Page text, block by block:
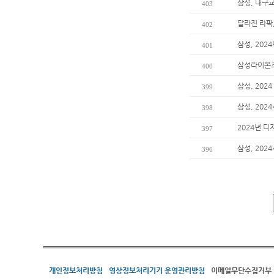
403 삼성, 대구
402 달라진 라
401 삼성, 2024
400 삼성라이온
399 삼성, 2024
398 삼성, 2024
397 2024년 디
396 삼성, 2024
개인정보처리방침 영상정보처리기기 운영관리방침 이메일무단수집거부